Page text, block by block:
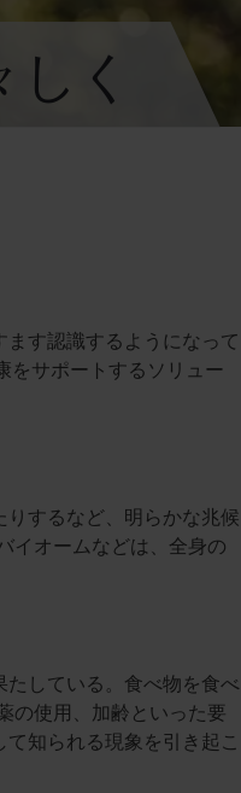
く
す認識するようになって
をサポートするソリュー
するなど、明らかな兆候
イオームなどは、全身の
している。食べ物を食べ
の使用、加齢といった要
知られる現象を引き起こ